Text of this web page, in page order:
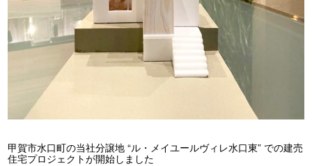
甲賀市水口町の当社分譲地 “ル・メイユールヴィレ水口東” での建売
住宅プロジェクトが開始しました